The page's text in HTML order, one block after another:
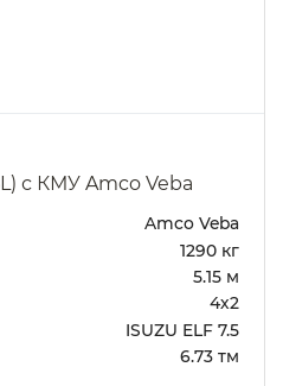
с КМУ Amco Veba
Amco Veba
1290 кг
5.15 м
4х2
ISUZU ELF 7.5
6.73 тм